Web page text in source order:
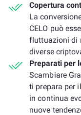
Copertura
La
CELO può
fluttuazioni di
diverse
Preparati per
Scambiare
ti prepara per
in continua
nuove